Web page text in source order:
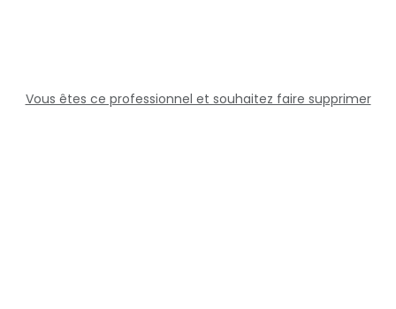
Vous êtes ce professionnel et souhaitez faire supprimer